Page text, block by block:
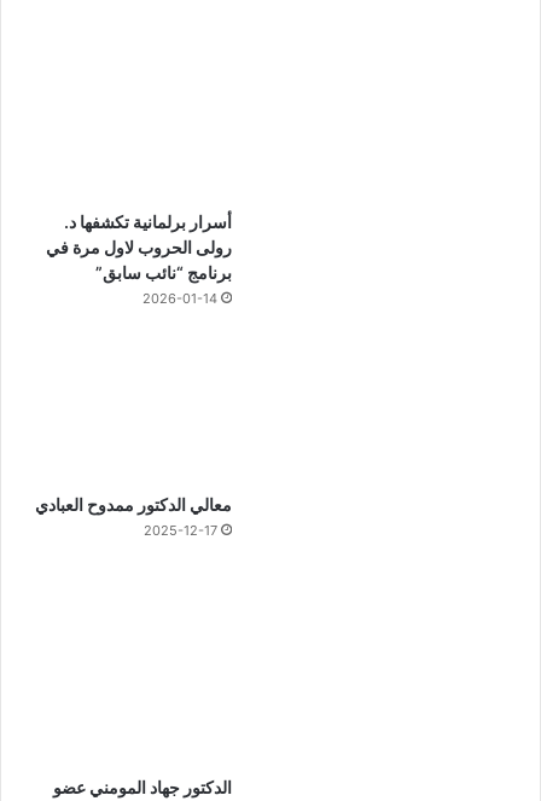
أسرار برلمانية تكشفها د.
رولى الحروب لاول مرة في
برنامج “نائب سابق”
2026-01-14
معالي الدكتور ممدوح العبادي
2025-12-17
الدكتور جهاد المومني عضو